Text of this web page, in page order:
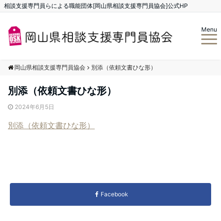
相談支援専門員らによる職能団体[岡山県相談支援専門員協会]公式HP
Menu
岡山県相談支援専門員協会 別添（依頼文書ひな形）
別添（依頼文書ひな形）
2024年6月5日
別添（依頼文書ひな形）
Facebook